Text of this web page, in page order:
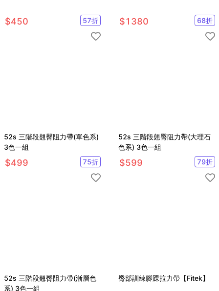
$450 57折 $1380 68折
52s 三階段翹臀阻力帶(單色系)
3色一組
$499 75折
52s 三階段翹臀阻力帶(大理石
色系) 3色一組
$599 79折
52s 三階段翹臀阻力帶(漸層色
系) 3色一組
臀部訓練腳踝拉力帶【Fitek】